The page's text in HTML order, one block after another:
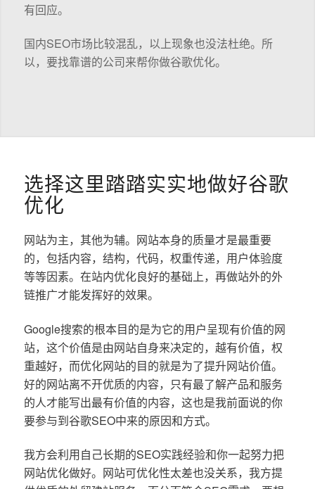
有回应。
国内SEO市场比较混乱，以上现象也没法杜绝。所
以，要找靠谱的公司来帮你做谷歌优化。
选择这里踏踏实实地做好谷歌
优化
网站为主，其他为辅。网站本身的质量才是最重要
的，包括内容，结构，代码，权重传递，用户体验度
等等因素。在站内优化良好的基础上，再做站外的外
链推广才能发挥好的效果。
Google搜索的根本目的是为它的用户呈现有价值的网
站，这个价值是由网站自身来决定的，越有价值，权
重越好，而优化网站的目的就是为了提升网站价值。
好的网站离不开优质的内容，只有最了解产品和服务
的人才能写出最有价值的内容，这也是我前面说的你
要参与到谷歌SEO中来的原因和方式。
我方会利用自己长期的SEO实践经验和你一起努力把
网站优化做好。网站可优化性太差也没关系，我方提